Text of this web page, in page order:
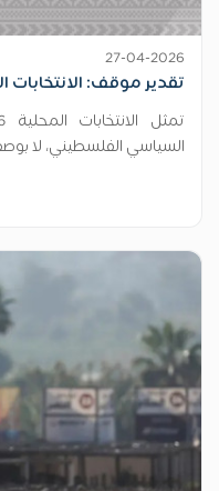
27-04-2026
تقدير موقف: الانتخابات
السياسي الفلسطيني، لا